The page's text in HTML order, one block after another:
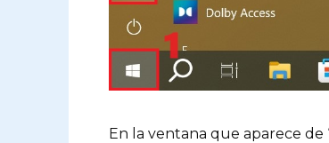
En la ventana que aparece de